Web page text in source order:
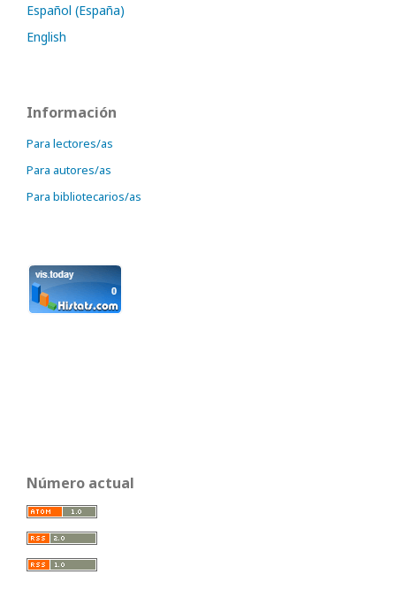
Español (España)
English
Información
Para lectores/as
Para autores/as
Para bibliotecarios/as
Número actual